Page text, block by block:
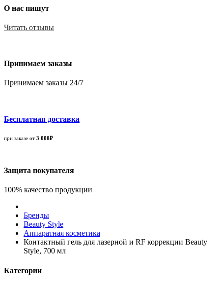
О нас пишут
Читать отзывы
Принимаем заказы
Принимаем заказы 24/7
Бесплатная доставка
при заказе от 3 000₽
Защита покупателя
100% качество продукции
Бренды
Beauty Style
Аппаратная косметика
Контактный гель для лазерной и RF коррекции Beauty
Style, 700 мл
Категории